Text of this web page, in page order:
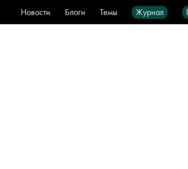
Новости Блоги Темы Журнал
Стиль
Видео Город IT-